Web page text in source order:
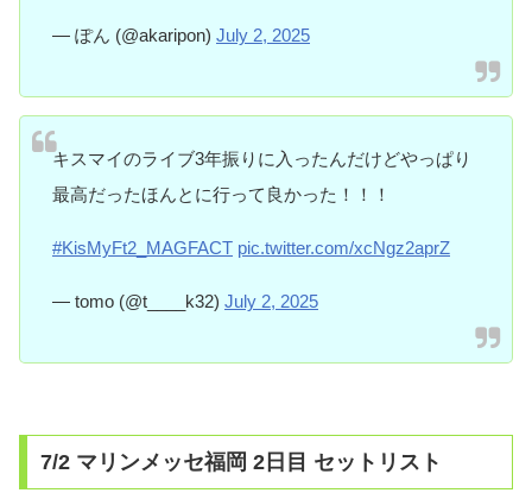
— ぽん (@akaripon) July 2, 2025
キスマイのライブ3年振りに入ったんだけどやっぱり
最高だったほんとに行って良かった！！！
#KisMyFt2_MAGFACT pic.twitter.com/xcNgz2aprZ
— tomo (@t____k32) July 2, 2025
7/2 マリンメッセ福岡 2日目 セットリスト